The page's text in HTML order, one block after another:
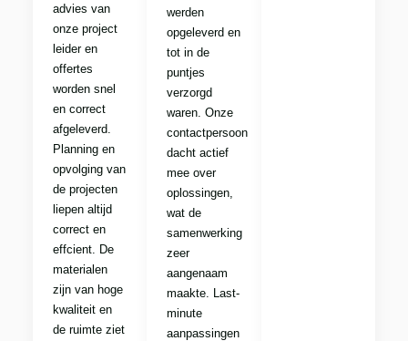
advies van
onze project
leider en
offertes
worden snel
en correct
afgeleverd.
Planning en
opvolging van
de projecten
liepen altijd
correct en
effcient. De
materialen
zijn van hoge
kwaliteit en
de ruimte ziet
werden
opgeleverd en
tot in de
puntjes
verzorgd
waren. Onze
contactpersoon
dacht actief
mee over
oplossingen,
wat de
samenwerking
zeer
aangenaam
maakte. Last-
minute
aanpassingen